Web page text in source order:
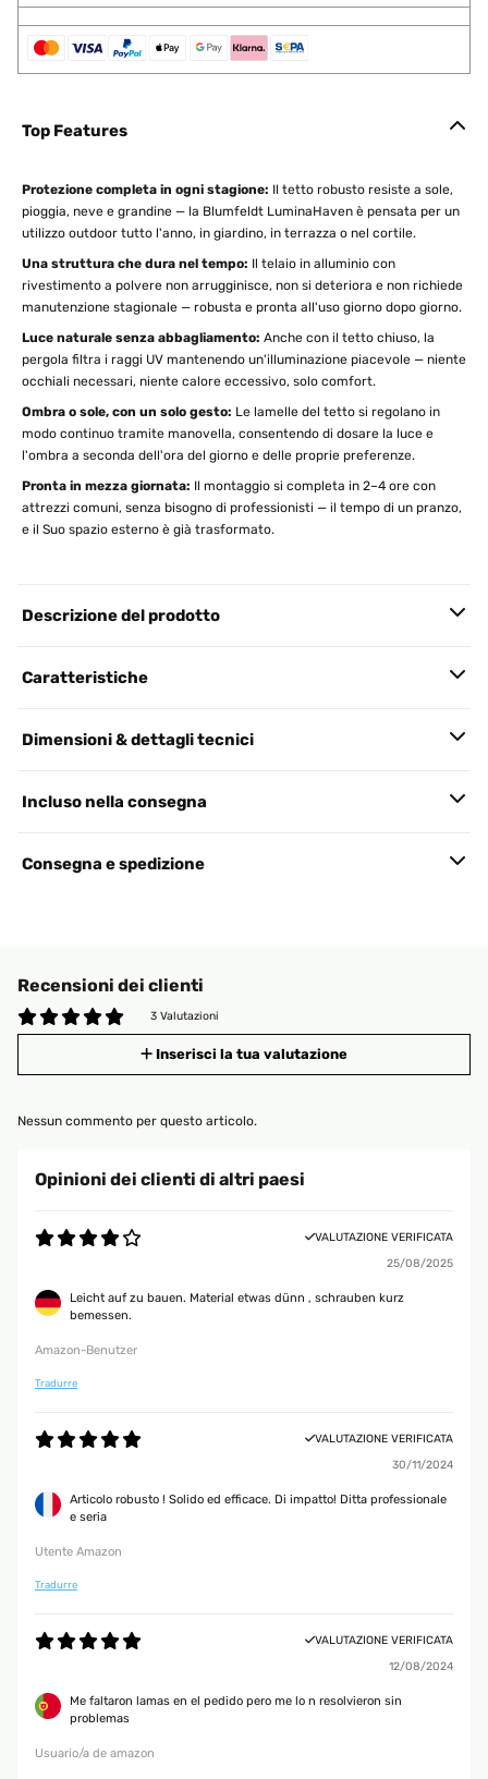
Top Features
Protezione completa in ogni stagione: Il tetto robusto resiste a sole,
pioggia, neve e grandine — la Blumfeldt LuminaHaven è pensata per un
utilizzo outdoor tutto l'anno, in giardino, in terrazza o nel cortile.
Una struttura che dura nel tempo: Il telaio in alluminio con
rivestimento a polvere non arrugginisce, non si deteriora e non richiede
manutenzione stagionale — robusta e pronta all'uso giorno dopo giorno.
Luce naturale senza abbagliamento: Anche con il tetto chiuso, la
pergola filtra i raggi UV mantenendo un'illuminazione piacevole — niente
occhiali necessari, niente calore eccessivo, solo comfort.
Ombra o sole, con un solo gesto: Le lamelle del tetto si regolano in
modo continuo tramite manovella, consentendo di dosare la luce e
l'ombra a seconda dell'ora del giorno e delle proprie preferenze.
Pronta in mezza giornata: Il montaggio si completa in 2–4 ore con
attrezzi comuni, senza bisogno di professionisti — il tempo di un pranzo,
e il Suo spazio esterno è già trasformato.
Descrizione del prodotto
Caratteristiche
Dimensioni & dettagli tecnici
Incluso nella consegna
Consegna e spedizione
Recensioni dei clienti
3 Valutazioni
Inserisci la tua valutazione
Nessun commento per questo articolo.
Opinioni dei clienti di altri paesi
VALUTAZIONE VERIFICATA
25/08/2025
Leicht auf zu bauen. Material etwas dünn , schrauben kurz
bemessen.
Amazon-Benutzer
Tradurre
VALUTAZIONE VERIFICATA
30/11/2024
Articolo robusto ! Solido ed efficace. Di impatto! Ditta professionale
e seria
Utente Amazon
Tradurre
VALUTAZIONE VERIFICATA
12/08/2024
Me faltaron lamas en el pedido pero me lo n resolvieron sin
problemas
Usuario/a de amazon